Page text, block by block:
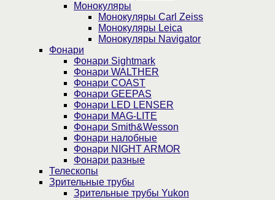
Монокуляры
Монокуляры Carl Zeiss
Монокуляры Leica
Монокуляры Navigator
Фонари
Фонари Sightmark
Фонари WALTHER
Фонари COAST
Фонари GEEPAS
Фонари LED LENSER
Фонари MAG-LITE
Фонари Smith&Wesson
Фонари налобные
Фонари NIGHT ARMOR
Фонари разные
Телескопы
Зрительные трубы
Зрительные трубы Yukon